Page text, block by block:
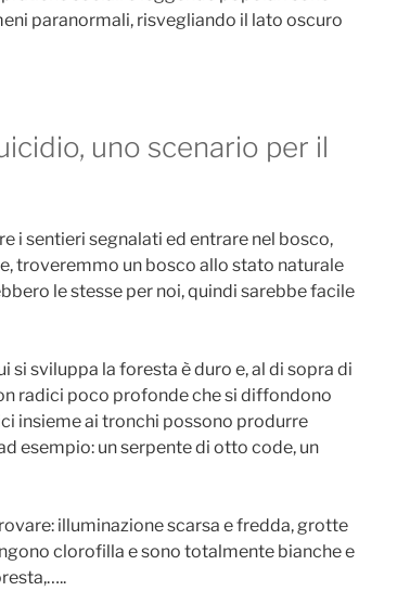
paranormali, risvegliando il lato oscuro
uno scenario per il
i sentieri segnalati ed entrare nel bosco,
troveremmo un bosco allo stato naturale
le stesse per noi, quindi sarebbe facile
si sviluppa la foresta è duro e, al di sopra di
radici poco profonde che si diffondono
insieme ai tronchi possono produrre
esempio: un serpente di otto code, un
illuminazione scarsa e fredda, grotte
clorofilla e sono totalmente bianche e